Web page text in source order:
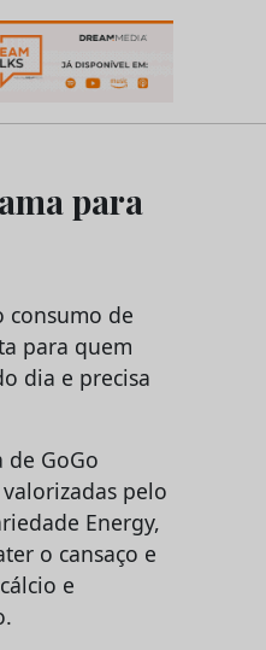
para
consumo de
para quem
dia e precisa
GoGo
pelo
Energy,
o cansaço e
e